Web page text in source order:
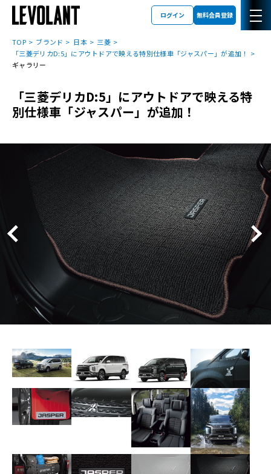
ログイン 無料会員登録
TOP ブランド 日本
三菱
「三菱デリカD:5」にアウトドアで映える特別仕様車「ジャスパー」が追加！
ギャラリー
「三菱デリカD:5」にアウトドアで映える特
別仕様車「ジャスパー」が追加！